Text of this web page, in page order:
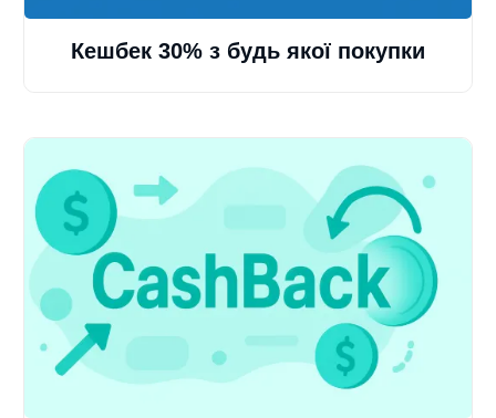
Кешбек 30% з будь якої покупки